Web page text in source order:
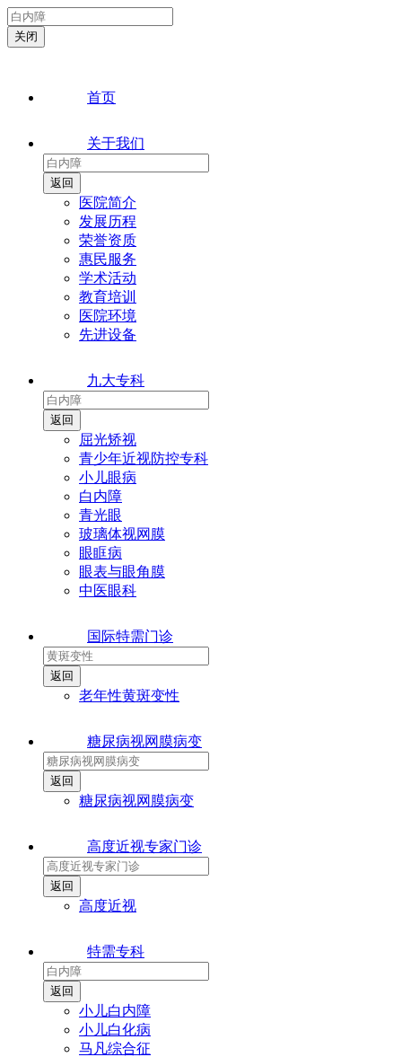
首页
关于我们
医院简介
发展历程
荣誉资质
惠民服务
学术活动
教育培训
医院环境
先进设备
九大专科
屈光矫视
青少年近视防控专科
小儿眼病
白内障
青光眼
玻璃体视网膜
眼眶病
眼表与眼角膜
中医眼科
国际特需门诊
老年性黄斑变性
糖尿病视网膜病变
糖尿病视网膜病变
高度近视专家门诊
高度近视
特需专科
小儿白内障
小儿白化病
马凡综合征